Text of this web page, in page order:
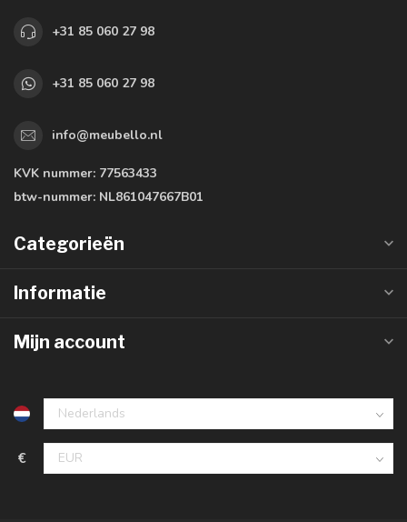
+31 85 060 27 98
+31 85 060 27 98
info@meubello.nl
KVK nummer: 77563433
btw-nummer: NL861047667B01
Categorieën
Informatie
Mijn account
€